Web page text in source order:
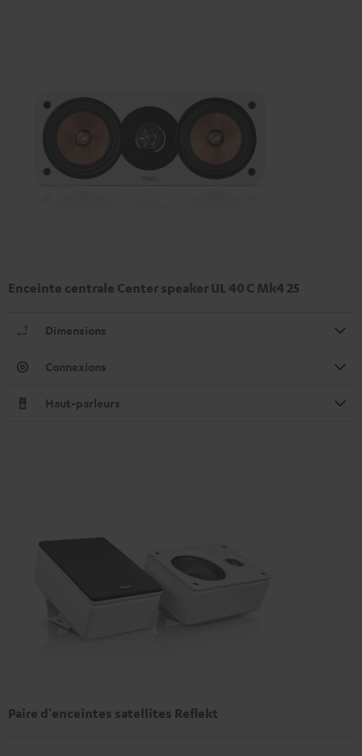
Enceinte centrale Center speaker UL 40 C Mk4 25
Dimensions
Connexions
Haut-parleurs
Paire d'enceintes satellites Reflekt